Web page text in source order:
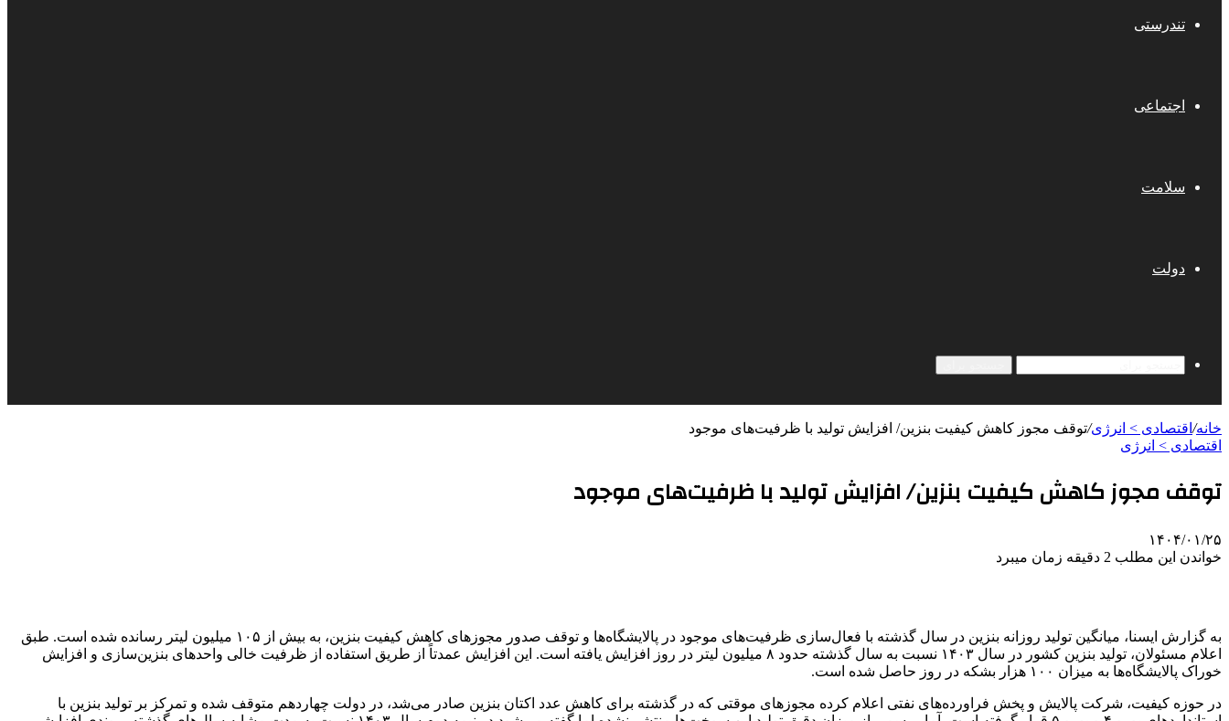
تندرستی
اجتماعی
سلامت
دولت
خانه/ اقتصادی > انرژی/توقف مجوز کاهش کیفیت بنزین/ افزایش تولید با ظرفیت‌های موجود
اقتصادی > انرژی
توقف مجوز کاهش کیفیت بنزین/ افزایش تولید با ظرفیت‌های موجود
۱۴۰۴/۰۱/۲۵
خواندن این مطلب 2 دقیقه زمان میبرد
به‌ گزارش ایسنا، میانگین تولید روزانه بنزین در سال گذشته با فعال‌سازی ظرفیت‌های موجود در پالایشگاه‌ها و توقف صدور مجوزهای کاهش کیفیت بنزین، به بیش از ۱۰۵ میلیون لیتر رسانده شده است. طبق
اعلام مسئولان، تولید بنزین کشور در سال ۱۴۰۳ نسبت به سال گذشته حدود ۸ میلیون لیتر در روز افزایش یافته است. این افزایش عمدتاً از طریق استفاده از ظرفیت خالی واحدهای بنزین‌سازی و افزایش
خوراک پالایشگاه‌ها به میزان ۱۰۰ هزار بشکه در روز حاصل شده است.
در حوزه کیفیت، شرکت پالایش و پخش فراورده‌های نفتی اعلام کرده مجوزهای موقتی که در گذشته برای کاهش عدد اکتان بنزین صادر می‌شد، در دولت چهاردهم متوقف شده و تمرکز بر تولید بنزین با